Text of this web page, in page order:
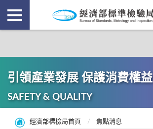
引領產業發展 保護消費權益
SAFETY & QUALITY
經濟部標檢局首頁 焦點消息